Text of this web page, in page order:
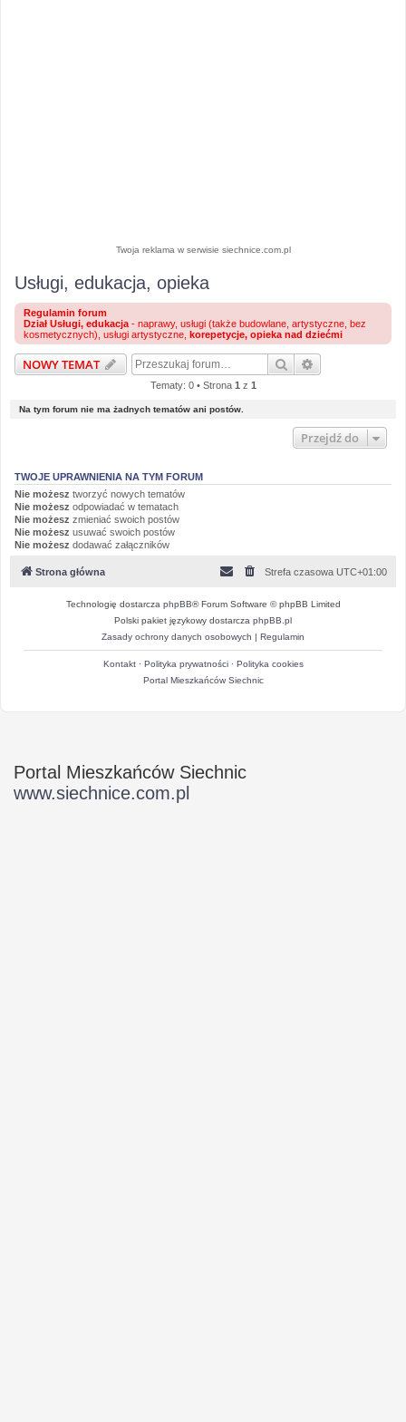
Twoja reklama w serwisie siechnice.com.pl
Usługi, edukacja, opieka
Regulamin forum
Dział Usługi, edukacja - naprawy, usługi (także budowlane, artystyczne, bez
kosmetycznych), usługi artystyczne, korepetycje, opieka nad dziećmi
NOWY TEMAT Szukaj
Tematy: 0 • Strona 1 z 1
Na tym forum nie ma żadnych tematów ani postów.
Przejdź do
TWOJE UPRAWNIENIA NA TYM FORUM
Nie możesz tworzyć nowych tematów
Nie możesz odpowiadać w tematach
Nie możesz zmieniać swoich postów
Nie możesz usuwać swoich postów
Nie możesz dodawać załączników
Strona główna Strefa czasowa UTC+01:00
Technologię dostarcza phpBB® Forum Software © phpBB Limited
Polski pakiet językowy dostarcza phpBB.pl
Zasady ochrony danych osobowych | Regulamin
Kontakt· Polityka prywatności· Polityka cookies
Portal Mieszkańców Siechnic
Portal Mieszkańców Siechnic
www.siechnice.com.pl